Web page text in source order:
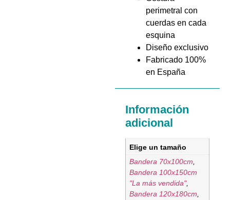
perimetral con
cuerdas en cada
esquina
Diseño exclusivo
Fabricado 100%
en España
Información
adicional
Elige un tamaño
Bandera 70x100cm
Bandera 100x150cm
"La más vendida",
Bandera 120x180cm